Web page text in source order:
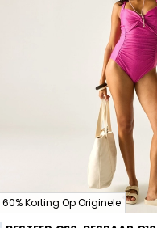
60% Korting Op Originele